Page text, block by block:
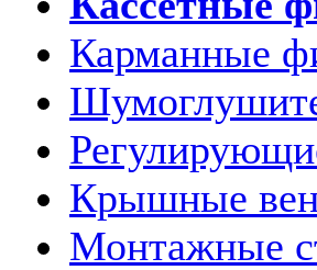
Карманные
Крышные
Монтажные